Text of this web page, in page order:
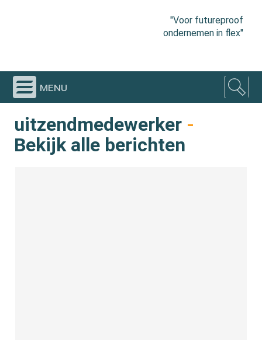
"Voor futureproof
ondernemen in flex"
menu
uitzendmedewerker -
Bekijk alle berichten